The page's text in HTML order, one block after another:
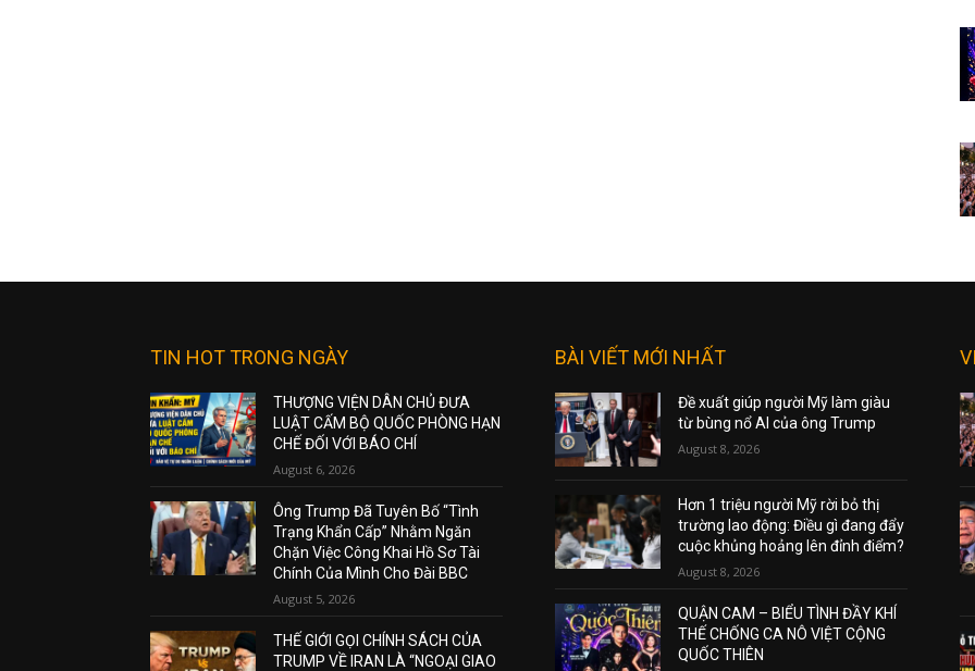
TIN HOT TRONG NGÀY
THƯỢNG VIỆN DÂN CHỦ ĐƯA
LUẬT CẤM BỘ QUỐC PHÒNG HẠN
CHẾ ĐỐI VỚI BÁO CHÍ
August 6, 2026
Ông Trump Đã Tuyên Bố “Tình
Trạng Khẩn Cấp” Nhằm Ngăn
Chặn Việc Công Khai Hồ Sơ Tài
Chính Của Mình Cho Đài BBC
August 5, 2026
THẾ GIỚI GỌI CHÍNH SÁCH CỦA
TRUMP VỀ IRAN LÀ “NGOẠI GIAO
BÀI VIẾT MỚI NHẤT
Đề xuất giúp người Mỹ làm giàu
từ bùng nổ AI của ông Trump
August 8, 2026
Hơn 1 triệu người Mỹ rời bỏ thị
trường lao động: Điều gì đang đẩy
cuộc khủng hoảng lên đỉnh điểm?
August 8, 2026
QUẬN CAM – BIỂU TÌNH ĐẦY KHÍ
THẾ CHỐNG CA NÔ VIỆT CỘNG
QUỐC THIÊN